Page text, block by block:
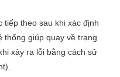
tiếp theo sau khi xác định
thống giúp quay về trạng
xảy ra lỗi bằng cách sử